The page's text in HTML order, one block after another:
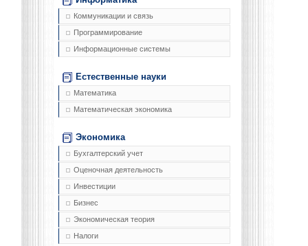
Коммуникации и связь
Программирование
Информационные системы
Естественные науки
Математика
Математическая экономика
Экономика
Бухгалтерский учет
Оценочная деятельность
Инвестиции
Бизнес
Экономическая теория
Налоги